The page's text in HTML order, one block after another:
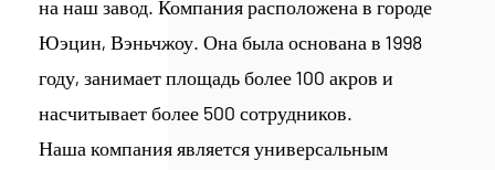
на наш завод. Компания расположена в городе
Юэцин, Вэньчжоу. Она была основана в 1998
году, занимает площадь более 100 акров и
насчитывает более 500 сотрудников.
Наша компания является универсальным